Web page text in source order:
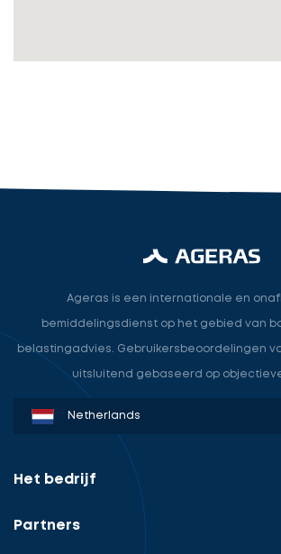
Ageras is een internationale en
bemiddelingsdienst op het gebied van
belastingadvies. Gebruikersbeoordelingen
uitsluitend gebaseerd op
Denmark
Sweden
Norway
Netherlands
Germany
USA
Het bedrijf
Partners